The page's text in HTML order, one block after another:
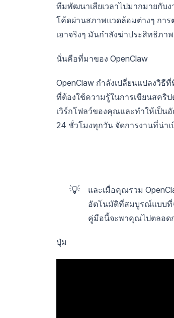
ทีมพัฒนาเสียเวลาไปมากมายกับ
โค้ดผ่านสภาพแวดล้อมต่างๆ การ
เอาจริงๆ มันกำลังฆ่าประสิทธิภ
นั่นคือที่มาของ OpenClaw
OpenClaw กำลังเปลี่ยนแปลงวิ
ที่ต้องใช้ความรู้ในการเขียนสคริป
เวิร์กโฟลว์ของคุณและทำให้เป็น
24 ชั่วโมงทุกวัน จัดการงานที่น่
💡
และเมื่อคุณรวม
อัตโนมัติที่สมบูรณ์แบบที่
คู่มือนี้จะพาคุณไปตลอด
ปุ่ม